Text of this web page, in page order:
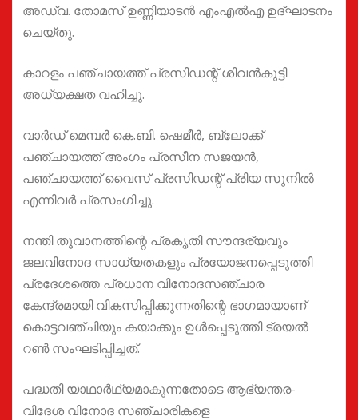
അഡ്വ. തോമസ് ഉണ്ണിയാടൻ എംഎൽഎ ഉദ്ഘാടനം
ചെയ്തു.
കാറളം പഞ്ചായത്ത് പ്രസിഡന്റ് ശിവൻകുട്ടി
അധ്യക്ഷത വഹിച്ചു.
വാർഡ് മെമ്പർ കെ.ബി. ഷെമീർ, ബ്ലോക്ക്
പഞ്ചായത്ത് അംഗം പ്രസീന സജയൻ,
പഞ്ചായത്ത് വൈസ് പ്രസിഡന്റ് പ്രിയ സുനിൽ
എന്നിവർ പ്രസംഗിച്ചു.
നന്തി തൂവാനത്തിന്റെ പ്രകൃതി സൗന്ദര്യവും
ജലവിനോദ സാധ്യതകളും പ്രയോജനപ്പെടുത്തി
പ്രദേശത്തെ പ്രധാന വിനോദസഞ്ചാര
കേന്ദ്രമായി വികസിപ്പിക്കുന്നതിന്റെ ഭാഗമായാണ്
കൊട്ടവഞ്ചിയും കയാക്കും ഉൾപ്പെടുത്തി ട്രയൽ
റൺ സംഘടിപ്പിച്ചത്.
പദ്ധതി യാഥാർഥ്യമാകുന്നതോടെ ആഭ്യന്തര-
വിദേശ വിനോദ സഞ്ചാരികളെ